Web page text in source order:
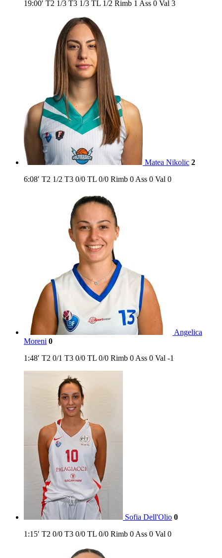
19:00′ T2 1/3 T3 1/3 TL 1/2 Rimb 1 Ass 0 Val 3
Matea Nikolic 2
6:08′ T2 1/2 T3 0/0 TL 0/0 Rimb 0 Ass 0 Val 0
Angelica
Moreni 0
1:48′ T2 0/1 T3 0/0 TL 0/0 Rimb 0 Ass 0 Val -1
Sofia Dell'Olio 0
1:15′ T2 0/0 T3 0/0 TL 0/0 Rimb 0 Ass 0 Val 0